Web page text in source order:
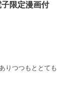
限定漫画付
りつつもととても